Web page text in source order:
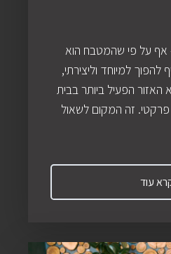
אף על פי שהמטבח הוא
למיוחד וליצירתי,
האזור הפעיל ביותר בבית
פרקטי. זה המקום לשאול
עוד